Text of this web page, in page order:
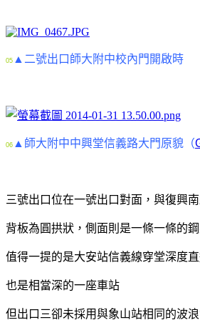
05 ▲二號出口師大附中校內門開啟時
06 ▲師大附中中興堂信義路大門原貌（
三號出口位在一號出口對面， 與復興
背板為圓拱狀，側面則是一條一條的
值得一提的是大安站信義線穿堂深度
也是相當深的一座車站
但出口三卻未採用與象山站相同的波